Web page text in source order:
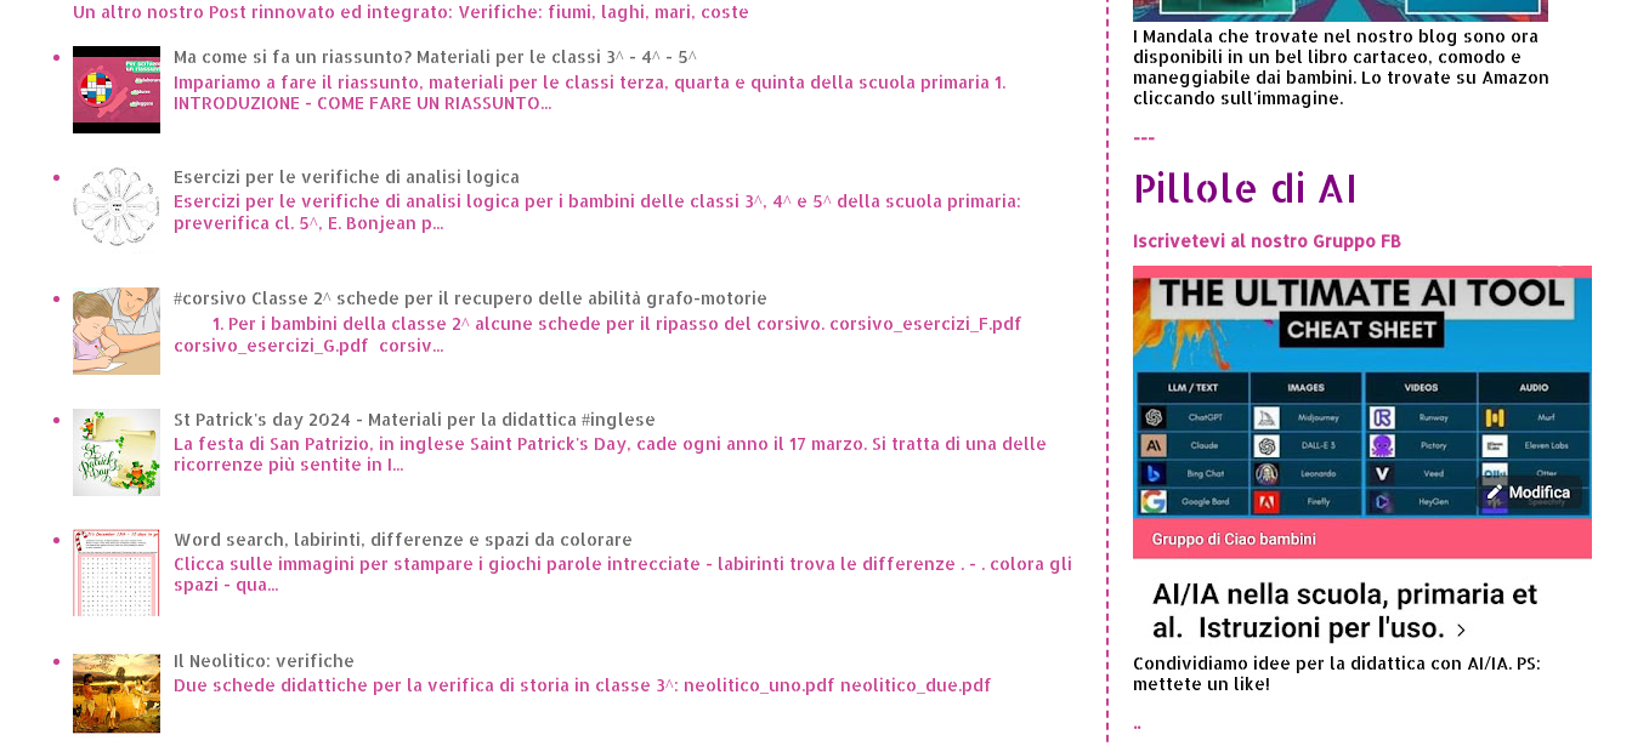
Un altro nostro Post rinnovato ed integrato: Verifiche: fiumi, laghi, mari, coste
Ma come si fa un riassunto? Materiali per le classi 3^ - 4^ - 5^
Impariamo a fare il riassunto, materiali per le classi terza, quarta e quinta della scuola primaria 1.
INTRODUZIONE - COME FARE UN RIASSUNTO...
Esercizi per le verifiche di analisi logica
Esercizi per le verifiche di analisi logica per i bambini delle classi 3^, 4^ e 5^ della scuola primaria:
preverifica cl. 5^, E. Bonjean p...
#corsivo Classe 2^ schede per il recupero delle abilità grafo-motorie
1. Per i bambini della classe 2^ alcune schede per il ripasso del corsivo. corsivo_esercizi_F.pdf
corsivo_esercizi_G.pdf corsiv...
St Patrick's day 2024 - Materiali per la didattica #inglese
La festa di San Patrizio, in inglese Saint Patrick's Day, cade ogni anno il 17 marzo. Si tratta di una delle
ricorrenze più sentite in I...
Word search, labirinti, differenze e spazi da colorare
Clicca sulle immagini per stampare i giochi parole intrecciate - labirinti trova le differenze . - . colora gli
spazi - qua...
Il Neolitico: verifiche
Due schede didattiche per la verifica di storia in classe 3^: neolitico_uno.pdf neolitico_due.pdf
I Mandala che trovate nel nostro blog sono ora
disponibili in un bel libro cartaceo, comodo e
maneggiabile dai bambini. Lo trovate su Amazon
cliccando sull'immagine.
---
Pillole di AI
Iscrivetevi al nostro Gruppo FB
Condividiamo idee per la didattica con AI/IA. PS:
mettete un like!
..